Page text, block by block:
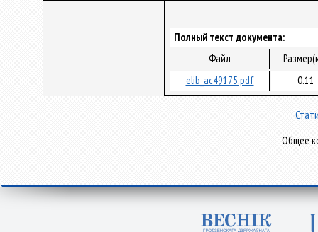
Полный текст документа:
Файл
elib_ac49175.pdf
0.11
Общее